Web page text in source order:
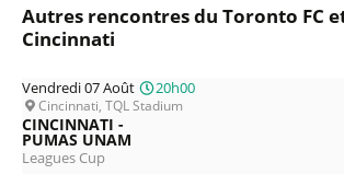
Autres rencontres du Toronto FC
Cincinnati
Vendredi 07 Août 20h00
Cincinnati, TQL Stadium
CINCINNATI -
PUMAS UNAM
Leagues Cup